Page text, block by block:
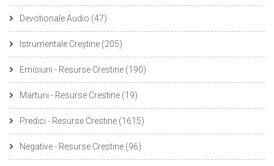
Devotionale Audio (47)
Istrumentale Creștine (205)
Emisiuni - Resurse Crestine (190)
Marturii - Resurse Crestine (19)
Predici - Resurse Crestine (1615)
Negative - Resurse Crestine (96)